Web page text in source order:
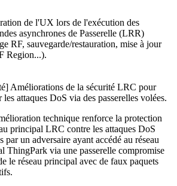
de l'UX lors de l'exécution des
asynchrones de Passerelle (LRR)
RF, sauvegarde/restauration, mise à jour
Region...).
Améliorations de la sécurité LRC pour
les attaques DoS via des passerelles volées.
technique renforce la protection
principal LRC contre les attaques DoS
par un adversaire ayant accédé au réseau
ThingPark via une passerelle compromise
le réseau principal avec de faux paquets